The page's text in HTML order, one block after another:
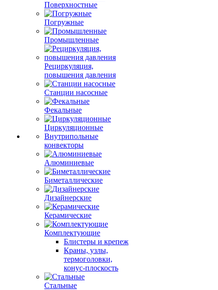
Поверхностные
Погружные
Промышленные
Рециркуляция,
повышения давления
Станции насосные
Фекальные
Циркуляционные
Внутрипольные
конвекторы
Алюминиевые
Биметаллические
Дизайнерские
Керамические
Комплектующие
Блистеры и крепеж
Краны, узлы,
термоголовки,
конус-плоскость
Стальные